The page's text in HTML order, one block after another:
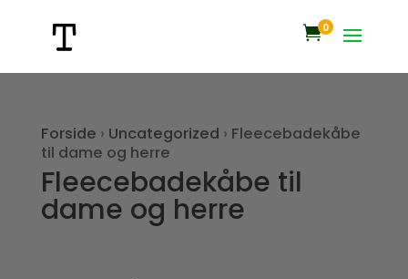
0
Forside › Uncategorized › Fleecebadekåbe
til dame og herre
Fleecebadekåbe til
dame og herre